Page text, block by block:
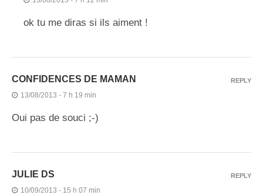
ok tu me diras si ils aiment !
CONFIDENCES DE MAMAN
13/08/2013 - 7 h 19 min
Oui pas de souci ;-)
REPLY
JULIE DS
10/09/2013 - 15 h 07 min
REPLY